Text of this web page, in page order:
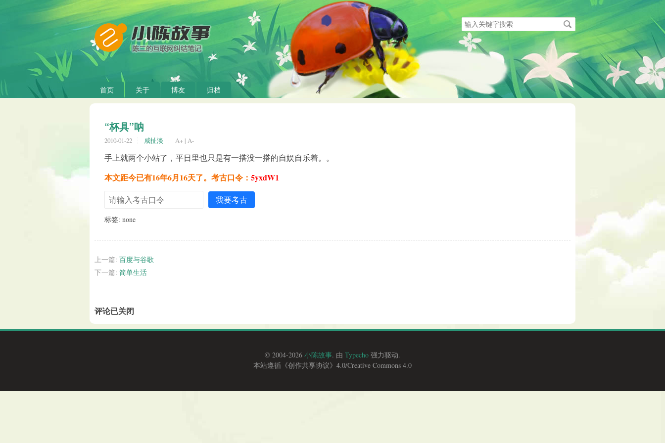
搜
索
关
键
字
首页 关于 博友 归档
“杯具”呐
2010-01-22 咸扯淡 A+ | A-
手上就两个小站了，平日里也只是有一搭没一搭的自娱自乐着。。
本文距今已有16年6月16天了。考古口令： 5yxdW1
我要考古
标签: none
上一篇: 百度与谷歌
下一篇: 简单生活
评论已关闭
© 2004-2026 小陈故事. 由 Typecho 强力驱动.
本站遵循《创作共享协议》4.0/Creative Commons 4.0